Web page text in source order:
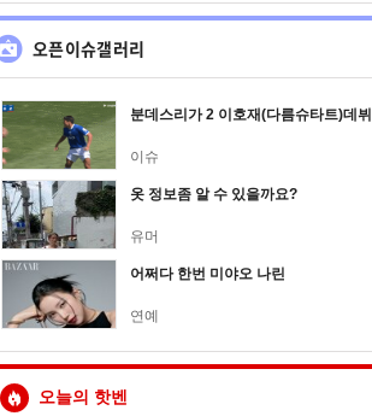
오픈이슈갤러리
분데스리가 2 이호재(다름슈타트)데
이슈
옷 정보좀 알 수 있을까요?
유머
어쩌다 한번 미야오 나린
연예
오늘의 핫벤